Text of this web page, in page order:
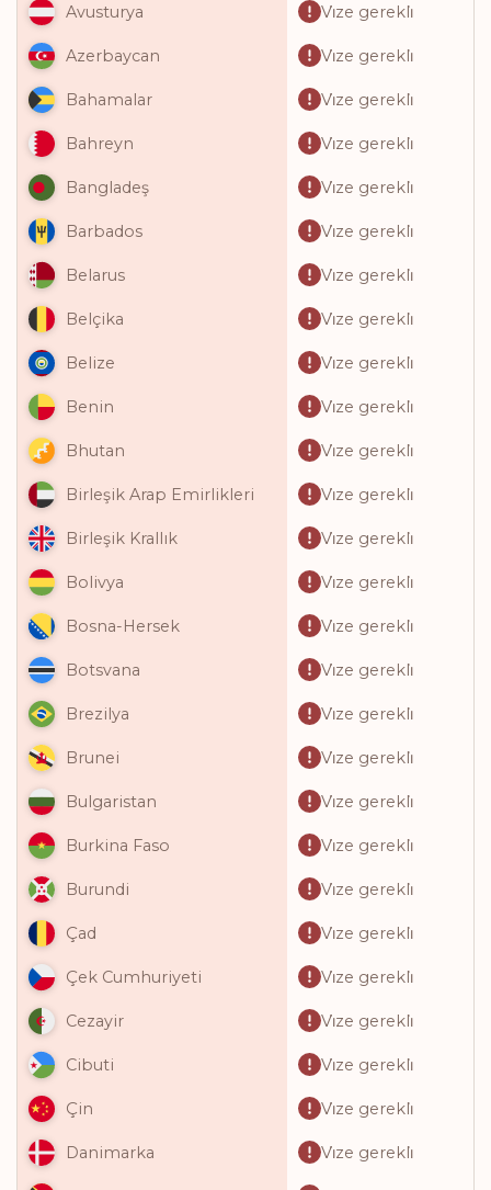
Avusturya Vi̇ze gerekli̇
Azerbaycan Vi̇ze gerekli̇
Bahamalar Vi̇ze gerekli̇
Bahreyn Vi̇ze gerekli̇
Bangladeş Vi̇ze gerekli̇
Barbados Vi̇ze gerekli̇
Belarus Vi̇ze gerekli̇
Belçika Vi̇ze gerekli̇
Belize Vi̇ze gerekli̇
Benin Vi̇ze gerekli̇
Bhutan Vi̇ze gerekli̇
Birleşik Arap Emirlikleri Vi̇ze gerekli̇
Birleşik Krallık Vi̇ze gerekli̇
Bolivya Vi̇ze gerekli̇
Bosna-Hersek Vi̇ze gerekli̇
Botsvana Vi̇ze gerekli̇
Brezilya Vi̇ze gerekli̇
Brunei Vi̇ze gerekli̇
Bulgaristan Vi̇ze gerekli̇
Burkina Faso Vi̇ze gerekli̇
Burundi Vi̇ze gerekli̇
Çad Vi̇ze gerekli̇
Çek Cumhuriyeti Vi̇ze gerekli̇
Cezayir Vi̇ze gerekli̇
Cibuti Vi̇ze gerekli̇
Çin Vi̇ze gerekli̇
Danimarka Vi̇ze gerekli̇